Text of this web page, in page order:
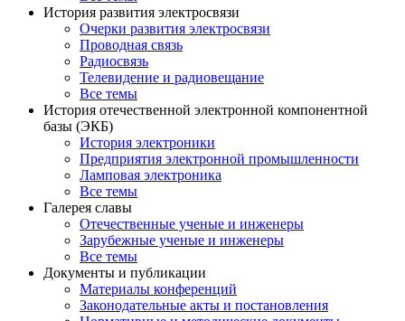
История развития электросвязи
Очерки развития электросвязи
Проводная связь
Радиосвязь
Телевидение и радиовещание
Все темы
История отечественной электронной компонентной
базы (ЭКБ)
История электроники
Предприятия электронной промышленности
Ламповая электроника
Все темы
Галерея славы
Отечественные ученые и инженеры
Зарубежные ученые и инженеры
Все темы
Документы и публикации
Материалы конференций
Законодательные акты и постановления